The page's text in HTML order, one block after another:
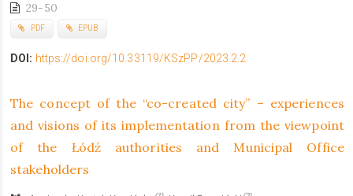
29-50
PDF EPUB
DOI: https://doi.org/10.33119/KSzPP/2023.2.2
The concept of the “co-created city” – experiences
and visions of its implementation from the viewpoint
of the Łódź authorities and Municipal Office
stakeholders